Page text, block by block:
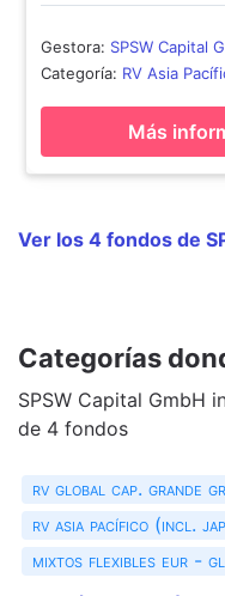
Gestora: SPSW Capital
Categoría: RV Asia
Más
Ver los 4 fondos de
Categorías
SPSW Capital GmbH
de 4 fondos
rv global cap. grande
rv asia pacífico (incl.
mixtos flexibles eur -